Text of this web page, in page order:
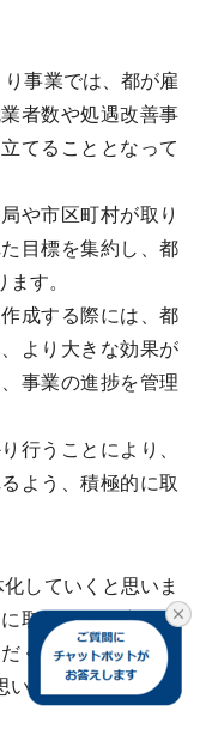
事業では、都が雇
者数や処遇改善事
てることとなって
や市区町村が取り
目標を集約し、都
す。
成する際には、都
より大きな効果が
事業の進捗を管理
行うことにより、
よう、積極的に取
していくと思いま
取り組み、雇用拡
くことを期待いた
います。